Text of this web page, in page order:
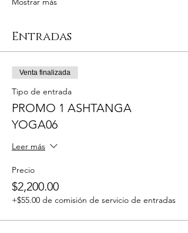
Entradas
Venta finalizada
Tipo de entrada
PROMO 1 ASHTANGA
YOGA06
Leer más
Precio
$2,200.00
+$55.00 de comisión de servicio de entradas